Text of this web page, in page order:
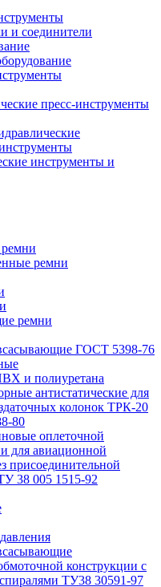
и соединители
пресс-инструменты
инструменты и
ремни
ремни
ГОСТ 5398-76
и полиуретана
антистатические для
колонок ТРК-20
80
оплеточной
для авиационной
присоединительной
38 005 1515-92
конструкции с
ТУ38 30591-97